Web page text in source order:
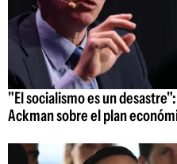
"El socialismo es un
Ackman sobre el plan